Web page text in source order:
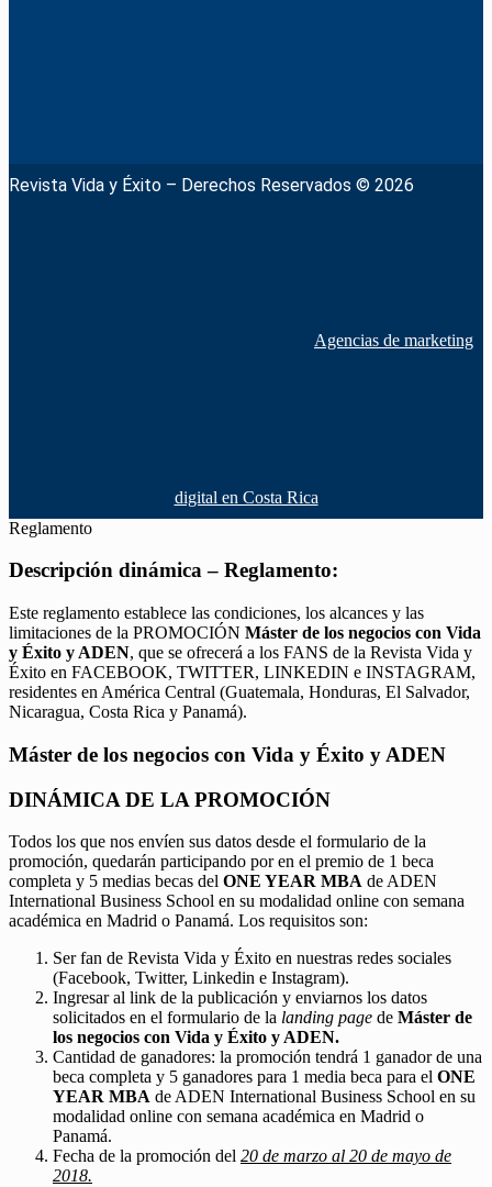
Revista Vida y Éxito – Derechos Reservados © 2026
Agencias de marketing
digital en Costa Rica
Reglamento
Descripción dinámica – Reglamento:
Este reglamento establece las condiciones, los alcances y las
limitaciones de la PROMOCIÓN Máster de los negocios con Vida
y Éxito y ADEN, que se ofrecerá a los FANS de la Revista Vida y
Éxito en FACEBOOK, TWITTER, LINKEDIN e INSTAGRAM,
residentes en América Central (Guatemala, Honduras, El Salvador,
Nicaragua, Costa Rica y Panamá).
Máster de los negocios con Vida y Éxito y ADEN
DINÁMICA DE LA PROMOCIÓN
Todos los que nos envíen sus datos desde el formulario de la
promoción, quedarán participando por en el premio de 1 beca
completa y 5 medias becas del ONE YEAR MBA de ADEN
International Business School en su modalidad online con semana
académica en Madrid o Panamá. Los requisitos son:
Ser fan de Revista Vida y Éxito en nuestras redes sociales
(Facebook, Twitter, Linkedin e Instagram).
Ingresar al link de la publicación y enviarnos los datos
solicitados en el formulario de la landing page de Máster de
los negocios con Vida y Éxito y ADEN.
Cantidad de ganadores: la promoción tendrá 1 ganador de una
beca completa y 5 ganadores para 1 media beca para el ONE
YEAR MBA de ADEN International Business School en su
modalidad online con semana académica en Madrid o
Panamá.
Fecha de la promoción del 20 de marzo al 20 de mayo de
2018.